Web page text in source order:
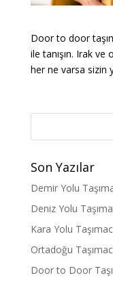
Door to door
ile tanışın. Irak
her ne varsa sizin
Son Yazılar
Demir Yolu
Deniz Yolu
Kara Yolu
Ortadoğu
Door to Door